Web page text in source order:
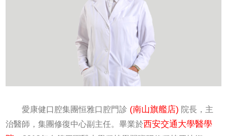
愛康健口腔集團恒雅口腔門診 (南山旗艦店) 院長，主
治醫師，集團修復中心副主任。畢業於西安交通大學醫學